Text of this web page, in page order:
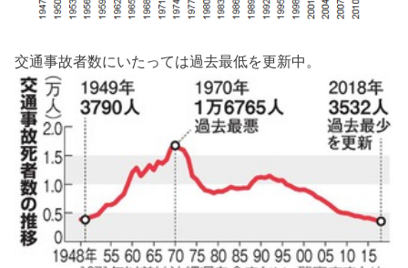
交通事故者数にいたっては過去最低を更新中。